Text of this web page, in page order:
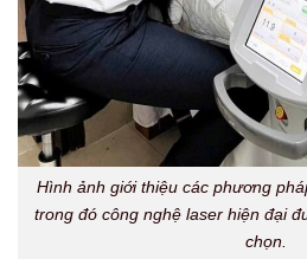
Hình ảnh giới thiệu các phương
trong đó công nghệ laser hiện đại
chọn.